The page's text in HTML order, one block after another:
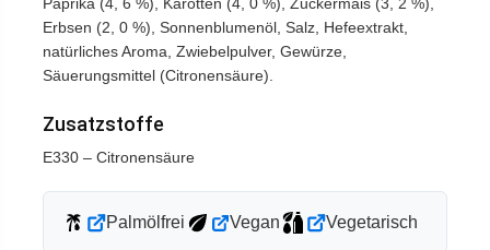
Paprika (4, 6 %), Karotten (4, 0 %), Zuckermais (3, 2 %),
Erbsen (2, 0 %), Sonnenblumenöl, Salz, Hefeextrakt,
natürliches Aroma, Zwiebelpulver, Gewürze,
Säuerungsmittel (Citronensäure).
Zusatzstoffe
E330 – Citronensäure
Palmölfrei Vegan Vegetarisch